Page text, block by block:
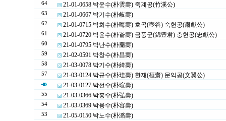
64 21-01-0658 박운수(朴雲壽) 죽계공(竹溪公)
63 21-01-0667 박기수(朴岐壽)
62 21-01-0715 박회수(朴晦壽) 호곡(壺谷) 숙헌공(肅獻公)
61 21-01-0720 박윤수(朴崙壽) 금풍군(錦豊君) 충헌공(忠獻公)
60 21-01-0795 박난수(朴蘭壽)
59 21-02-0591 박창수(朴昌壽)
58 21-03-0078 박기수(朴綺壽)
57
21-03-0124 박규수(朴珪壽) 환재(桓齋) 문익공(文翼公)
21-03-0127 박선수(朴瑄壽)
55 21-03-0366 박홍수(朴弘壽)
54 21-03-0369 박용수(朴容壽)
53 21-05-0150 박노수(朴潞壽)